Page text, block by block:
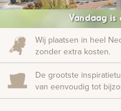
Fotoboek
Informatie
Prijzen
ons
Duurzaamheid
ook:
Vandaag is
Wij plaatsen in heel
zonder extra kosten.
De grootste
van eenvoudig tot